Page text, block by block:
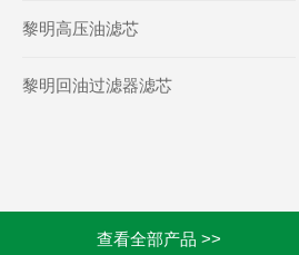
黎明高压油滤芯
黎明回油过滤器滤芯
查看全部产品 >>